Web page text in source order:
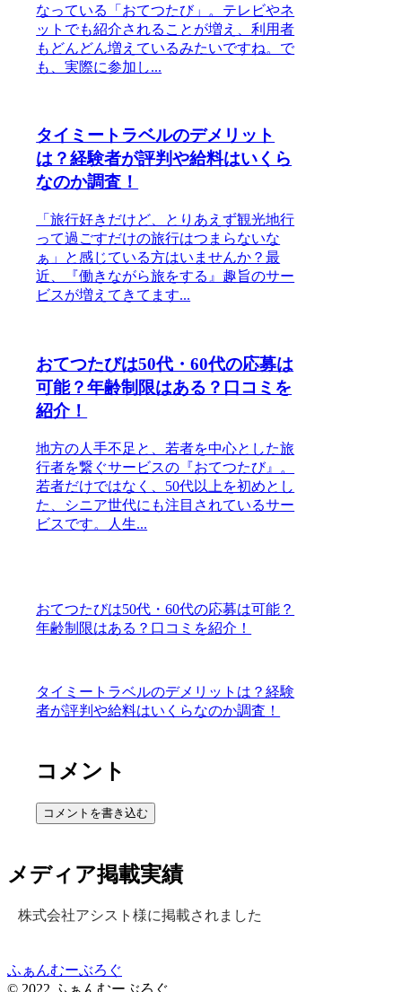
なっている「おてつたび」。テレビやネ
ットでも紹介されることが増え、利用者
もどんどん増えているみたいですね。で
も、実際に参加し...
タイミートラベルのデメリット
は？経験者が評判や給料はいくら
なのか調査！
「旅行好きだけど、とりあえず観光地行
って過ごすだけの旅行はつまらないな
ぁ」と感じている方はいませんか？最
近、『働きながら旅をする』趣旨のサー
ビスが増えてきてます...
おてつたびは50代・60代の応募は
可能？年齢制限はある？口コミを
紹介！
地方の人手不足と、若者を中心とした旅
行者を繋ぐサービスの『おてつたび』。
若者だけではなく、50代以上を初めとし
た、シニア世代にも注目されているサー
ビスです。人生...
おてつたびは50代・60代の応募は可能？
年齢制限はある？口コミを紹介！
タイミートラベルのデメリットは？経験
者が評判や給料はいくらなのか調査！
コメント
コメントを書き込む
メディア掲載実績
株式会社アシスト様に掲載されました
ふぁんむーぶろぐ